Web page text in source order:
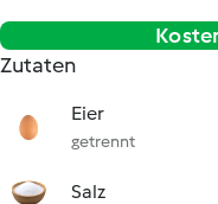
Zutaten
Eier
getrennt
Salz